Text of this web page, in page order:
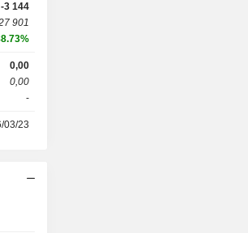
-3 144
901
0,00
0,00
-
03/23